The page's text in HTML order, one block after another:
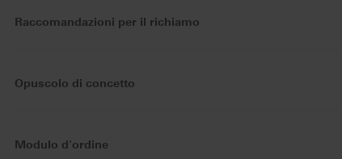
Raccomandazioni per il richiamo
Opuscolo di concetto
Modulo d'ordine